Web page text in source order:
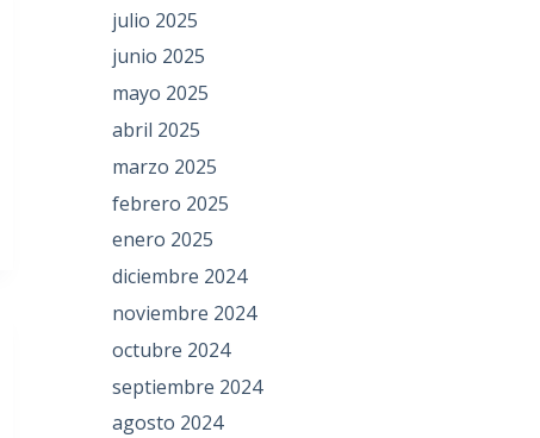
julio 2025
junio 2025
mayo 2025
abril 2025
marzo 2025
febrero 2025
enero 2025
diciembre 2024
noviembre 2024
octubre 2024
septiembre 2024
agosto 2024